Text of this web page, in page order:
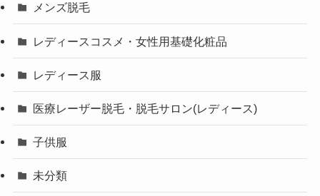
メンズ脱毛
レディースコスメ・女性用基礎化粧品
レディース服
医療レーザー脱毛・脱毛サロン(レディース)
子供服
未分類